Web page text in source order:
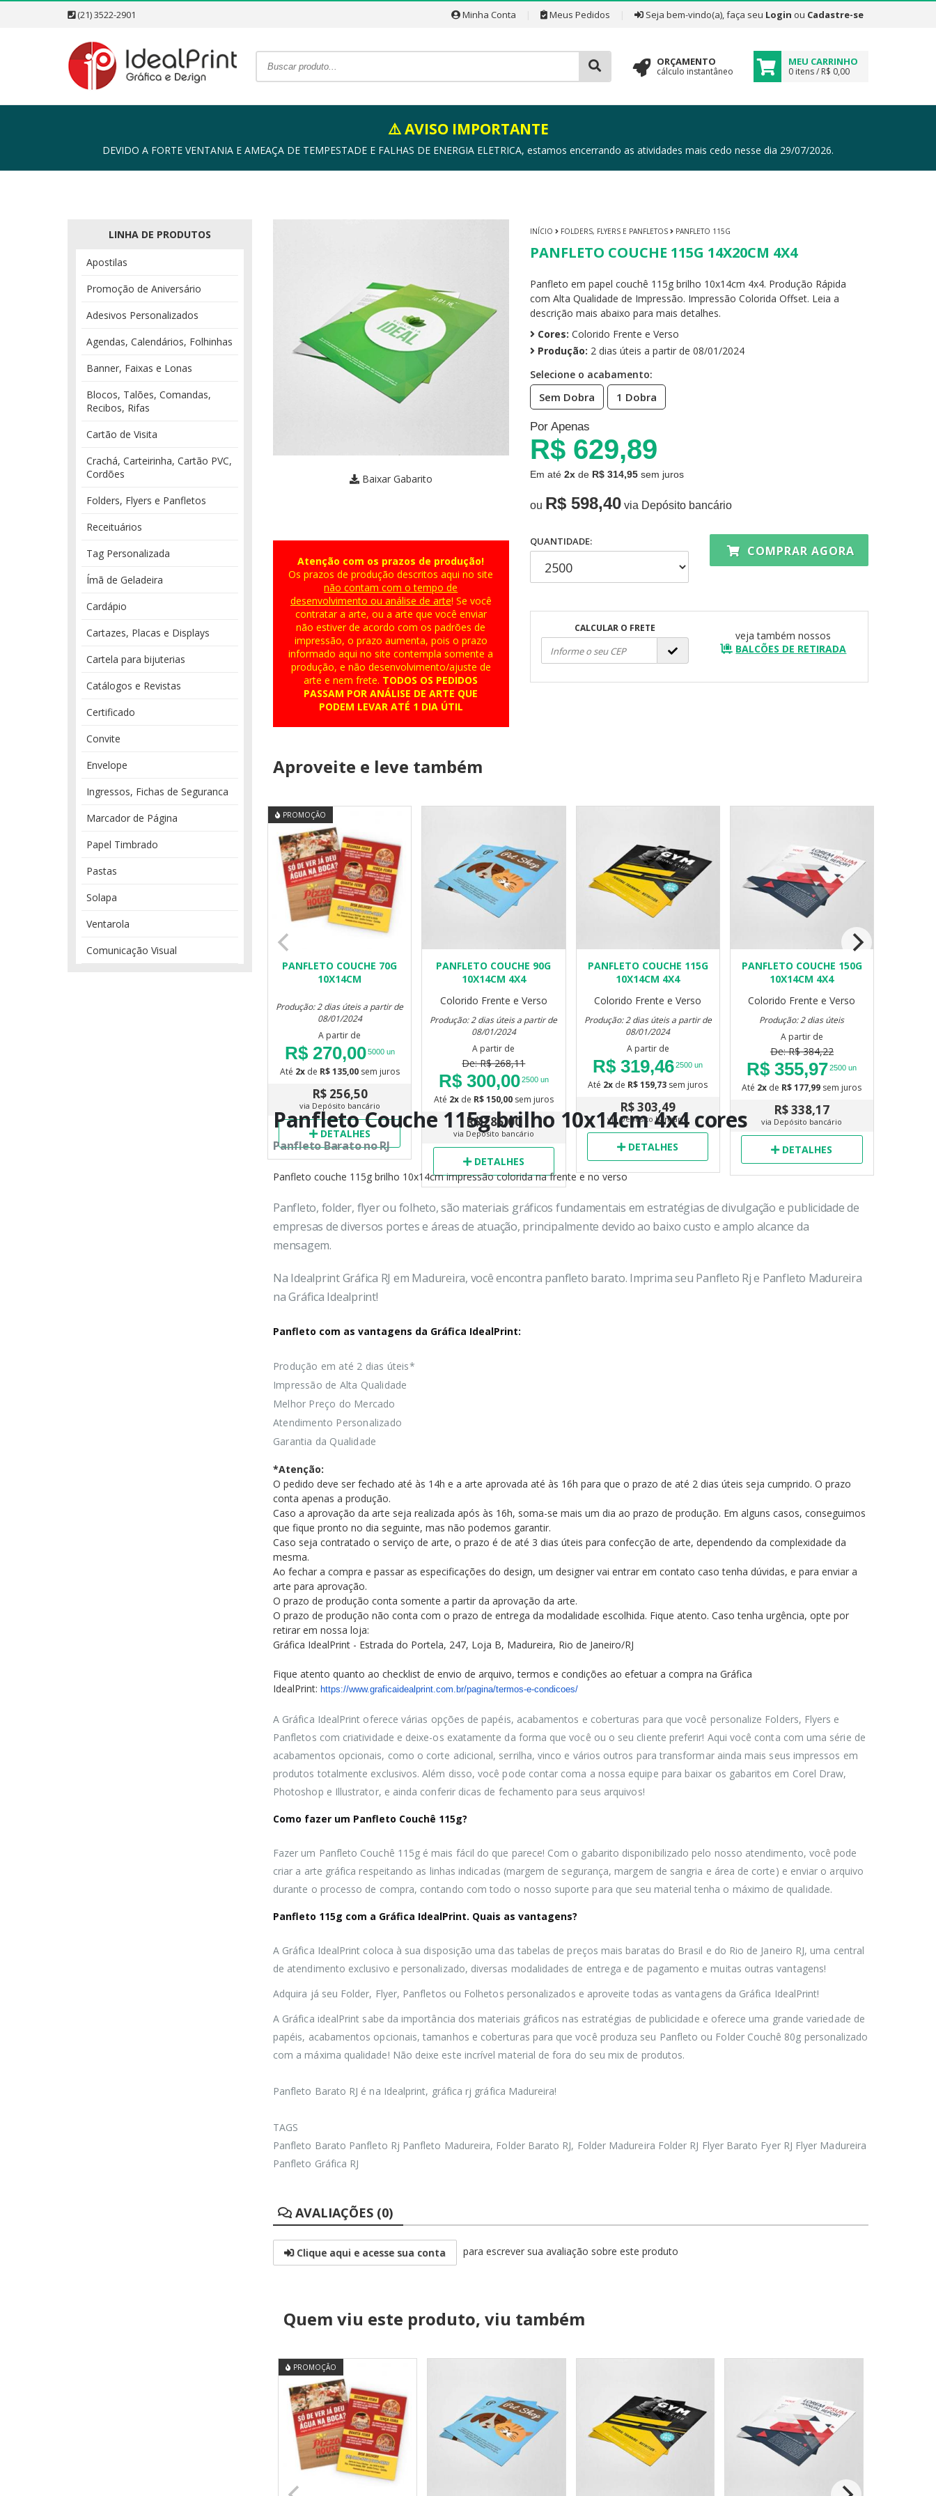
(21) 3522-2901 Minha Conta Meus Pedidos Seja bem-vindo(a), faça seu Login ou Cadastre-se
ORÇAMENTO
cálculo instantâneo
MEU CARRINHO
0 itens / R$ 0,00
⚠️ AVISO IMPORTANTE
DEVIDO A FORTE VENTANIA E AMEAÇA DE TEMPESTADE E FALHAS DE ENERGIA ELETRICA, estamos encerrando as atividades mais cedo nesse dia 29/07/2026.
LINHA DE PRODUTOS
Apostilas
Promoção de Aniversário
Adesivos Personalizados
Agendas, Calendários, Folhinhas
Banner, Faixas e Lonas
Blocos, Talões, Comandas,
Recibos, Rifas
Cartão de Visita
Crachá, Carteirinha, Cartão PVC,
Cordões
Folders, Flyers e Panfletos
Receituários
Tag Personalizada
Ímã de Geladeira
Cardápio
Cartazes, Placas e Displays
Cartela para bijuterias
Catálogos e Revistas
Certificado
Convite
Envelope
Ingressos, Fichas de Seguranca
Marcador de Página
Papel Timbrado
Pastas
Solapa
Ventarola
Comunicação Visual
Baixar Gabarito
Atenção com os prazos de produção!
Os prazos de produção descritos aqui no site
não contam com o tempo de
desenvolvimento ou análise de arte! Se você
contratar a arte, ou a arte que você enviar
não estiver de acordo com os padrões de
impressão, o prazo aumenta, pois o prazo
informado aqui no site contempla somente a
produção, e não desenvolvimento/ajuste de
arte e nem frete. TODOS OS PEDIDOS
PASSAM POR ANÁLISE DE ARTE QUE
PODEM LEVAR ATÉ 1 DIA ÚTIL
INÍCIO FOLDERS, FLYERS E PANFLETOS PANFLETO 115G
PANFLETO COUCHE 115G 14X20CM 4X4
Panfleto em papel couchê 115g brilho 10x14cm 4x4. Produção Rápida
com Alta Qualidade de Impressão. Impressão Colorida Offset. Leia a
descrição mais abaixo para mais detalhes.
Cores: Colorido Frente e Verso
Produção: 2 dias úteis a partir de 08/01/2024
Selecione o acabamento:
Sem Dobra 1 Dobra
Por Apenas
R$ 629,89
Em até 2xde R$ 314,95sem juros
ou R$ 598,40 via Depósito bancário
QUANTIDADE:
COMPRAR AGORA
CALCULAR O FRETE
veja também nossos
BALCÕES DE RETIRADA
Aproveite e leve também
PROMOÇÃO
PANFLETO COUCHE 70G
10X14CM
Produção: 2 dias úteis a partir de
08/01/2024
A partir de
R$ 270,005000 un
Até 2xde R$ 135,00sem juros
R$ 256,50
via Depósito bancário
DETALHES
PANFLETO COUCHE 90G
10X14CM 4X4
Colorido Frente e Verso
Produção: 2 dias úteis a partir de
08/01/2024
A partir de
De: R$ 268,11
R$ 300,002500 un
Até 2xde R$ 150,00sem juros
R$ 285,00
via Depósito bancário
DETALHES
PANFLETO COUCHE 115G
10X14CM 4X4
Colorido Frente e Verso
Produção: 2 dias úteis a partir de
08/01/2024
A partir de
R$ 319,462500 un
Até 2x de R$ 159,73 sem juros
R$ 303,49
via Depósito bancário
DETALHES
PANFLETO COUCHE 150G
10X14CM 4X4
Colorido Frente e Verso
Produção: 2 dias úteis
A partir de
De: R$ 384,22
R$ 355,972500 un
Até 2x de R$ 177,99 sem juros
R$ 338,17
via Depósito bancário
DETALHES
Panfleto Couche 115g brilho 10x14cm 4x4 cores
Panfleto Barato no RJ
Panfleto couche 115g brilho 10x14cm impressão colorida na frente e no verso
Panfleto, folder, flyer ou folheto, são materiais gráficos fundamentais em estratégias de divulgação e publicidade de
empresas de diversos portes e áreas de atuação, principalmente devido ao baixo custo e amplo alcance da
mensagem.
Na Idealprint Gráfica RJ em Madureira, você encontra panfleto barato. Imprima seu Panfleto Rj e Panfleto Madureira
na Gráfica Idealprint!
Panfleto com as vantagens da Gráfica IdealPrint:
Produção em até 2 dias úteis*
Impressão de Alta Qualidade
Melhor Preço do Mercado
Atendimento Personalizado
Garantia da Qualidade
*Atenção:
O pedido deve ser fechado até às 14h e a arte aprovada até às 16h para que o prazo de até 2 dias úteis seja cumprido. O prazo
conta apenas a produção.
Caso a aprovação da arte seja realizada após às 16h, soma-se mais um dia ao prazo de produção. Em alguns casos, conseguimos
que fique pronto no dia seguinte, mas não podemos garantir.
Caso seja contratado o serviço de arte, o prazo é de até 3 dias úteis para confecção de arte, dependendo da complexidade da
mesma.
Ao fechar a compra e passar as especificações do design, um designer vai entrar em contato caso tenha dúvidas, e para enviar a
arte para aprovação.
O prazo de produção conta somente a partir da aprovação da arte.
O prazo de produção não conta com o prazo de entrega da modalidade escolhida. Fique atento. Caso tenha urgência, opte por
retirar em nossa loja:
Gráfica IdealPrint - Estrada do Portela, 247, Loja B, Madureira, Rio de Janeiro/RJ
Fique atento quanto ao checklist de envio de arquivo, termos e condições ao efetuar a compra na Gráfica
IdealPrint: https://www.graficaidealprint.com.br/pagina/termos-e-condicoes/
A Gráfica IdealPrint oferece várias opções de papéis, acabamentos e coberturas para que você personalize Folders, Flyers e
Panfletos com criatividade e deixe-os exatamente da forma que você ou o seu cliente preferir! Aqui você conta com uma série de
acabamentos opcionais, como o corte adicional, serrilha, vinco e vários outros para transformar ainda mais seus impressos em
produtos totalmente exclusivos. Além disso, você pode contar coma a nossa equipe para baixar os gabaritos em Corel Draw,
Photoshop e Illustrator, e ainda conferir dicas de fechamento para seus arquivos!
Como fazer um Panfleto Couchê 115g?
Fazer um Panfleto Couchê 115g é mais fácil do que parece! Com o gabarito disponibilizado pelo nosso atendimento, você pode
criar a arte gráfica respeitando as linhas indicadas (margem de segurança, margem de sangria e área de corte) e enviar o arquivo
durante o processo de compra, contando com todo o nosso suporte para que seu material tenha o máximo de qualidade.
Panfleto 115g com a Gráfica IdealPrint. Quais as vantagens?
A Gráfica IdealPrint coloca à sua disposição uma das tabelas de preços mais baratas do Brasil e do Rio de Janeiro RJ, uma central
de atendimento exclusivo e personalizado, diversas modalidades de entrega e de pagamento e muitas outras vantagens!
Adquira já seu Folder, Flyer, Panfletos ou Folhetos personalizados e aproveite todas as vantagens da Gráfica IdealPrint!
A Gráfica idealPrint sabe da importância dos materiais gráficos nas estratégias de publicidade e oferece uma grande variedade de
papéis, acabamentos opcionais, tamanhos e coberturas para que você produza seu Panfleto ou Folder Couchê 80g personalizado
com a máxima qualidade! Não deixe este incrível material de fora do seu mix de produtos.
Panfleto Barato RJ é na Idealprint, gráfica rj gráfica Madureira!
TAGS
Panfleto Barato Panfleto Rj Panfleto Madureira, Folder Barato RJ, Folder Madureira Folder RJ Flyer Barato Fyer RJ Flyer Madureira
Panfleto Gráfica RJ
AVALIAÇÕES (0)
Clique aqui e acesse sua conta para escrever sua avaliação sobre este produto
Quem viu este produto, viu também
PROMOÇÃO